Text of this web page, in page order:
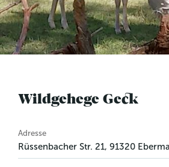
Wildgehege Geck
Betriebsinformation
Adresse
Rüssenbacher Str. 21, 91320